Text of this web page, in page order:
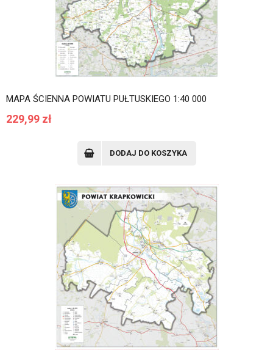
MAPA ŚCIENNA POWIATU PUŁTUSKIEGO 1:40 000
229,99 zł
DODAJ DO KOSZYKA